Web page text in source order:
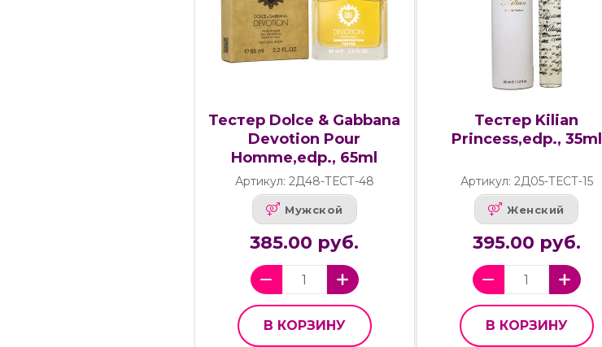
Тестер Dolce & Gabbana
Devotion Pour
Homme,edp., 65ml
Артикул: 2Д48-ТЕСТ-48
Мужской
385.00 руб.
В КОРЗИНУ
Тестер Kilian
Princess,edp., 35ml
Артикул: 2Д05-ТЕСТ-15
Женский
395.00 руб.
В КОРЗИНУ